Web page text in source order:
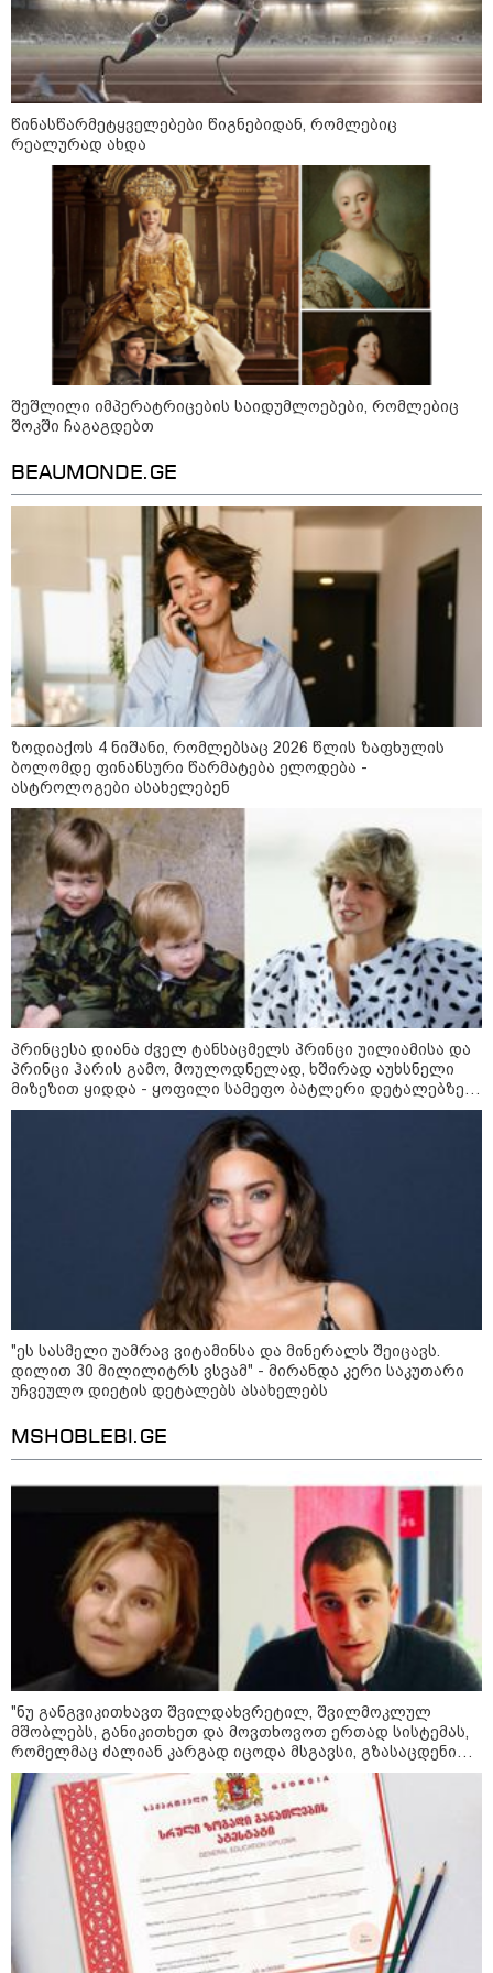
დადგომამდე
ფული ამ ზოდიაქოს ნიშნების
ხელში აღმოჩნდება: ვინ
როგორ ჩავიცვათ 40 წლის
შემდეგ: მილიონერების
სტილისტის 8 ოქროს წესი და
აუცილებელი სამოსი
მსოფლიო
09:52 / 07-08-2026
"რაკეტები ჩვენც გვჭირდება" - დონალდ
ტრამპი უკრაინისთვის Patriot-ის
რაკეტების გაგზავნაზე
23:40 / 07-08-2026
იტალიამ ყველა ქალაქში
განგაშის წითელი დონე
გამოაცხადა
22:45 / 07-08-2026
14 წლის მოზარდმა საკუთარი
პაპა და ბებია მოკლა, შემდეგ კი
სკოლაში ცეცხლი გახსნა - რა
დეტალები ხდება ცნობილი
ბანგკოკში მომხდარი
ტრაგედიიდან
13:24 / 07-08-2026
ევროპაში საწვავის ფასები
მკვეთრად შეიცვალა - რომელ
ქვეყნებშია ბენზინი ყველაზე
ძვირი და ყველაზე იაფი
მკვლელობა პირდაპირ ეთერში:
ცნობილ "ტიკტოკერს" ლაივის
დროს ესროლეს, ის ადგილზე
გარდაიცვალა - რას ამბობს
მომხდარზე მექსიკის პოლიცია
კატეგორიის ყველა სიახლე
2008 წლის რუსეთ-საქართველოს
ომის მე-18 წლისთავთან
დაკავშირებით ადმინისტრაციულ
შენობებზე სახელმწიფო დროშები
დაეშვა
გიორგი ბარამიძე - ომის პირველ
დღეებში, ტყვეების გაცვლის, თუ
სხვა მძიმე პროცესების
წინასწარმეტყველებები წიგნებიდან, რომლებიც
რეალურად ახდა
შეშლილი იმპერატრიცების საიდუმლოებები, რომლებიც
შოკში ჩაგაგდებთ
BEAUMONDE.GE
ზოდიაქოს 4 ნიშანი, რომლებსაც 2026 წლის ზაფხულის
ბოლომდე ფინანსური წარმატება ელოდება -
ასტროლოგები ასახელებენ
პრინცესა დიანა ძველ ტანსაცმელს პრინცი უილიამისა და
პრინცი ჰარის გამო, მოულოდნელად, ხშირად აუხსნელი
მიზეზით ყიდდა - ყოფილი სამეფო ბატლერი დეტალებზე
საკუთარ წიგნში საუბრობს
"ეს სასმელი უამრავ ვიტამინსა და მინერალს შეიცავს.
დილით 30 მილილიტრს ვსვამ" - მირანდა კერი საკუთარი
უჩვეულო დიეტის დეტალებს ასახელებს
MSHOBLEBI.GE
"ნუ განგვიკითხავთ შვილდახვრეტილ, შვილმოკლულ
მშობლებს, განიკითხეთ და მოვთხოვოთ ერთად სისტემას,
რომელმაც ძალიან კარგად იცოდა მსგავსი, გზასაცდენილი
ახალგაზრდების არსებობა და არაფერი გააკეთა მათ
სწორ გზაზე დასაყენებლად…" - იზა ომაძე